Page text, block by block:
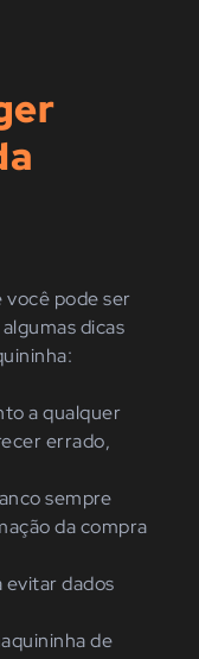
você pode ser
dicas
a qualquer
errado,
sempre
da compra
evitar dados
de